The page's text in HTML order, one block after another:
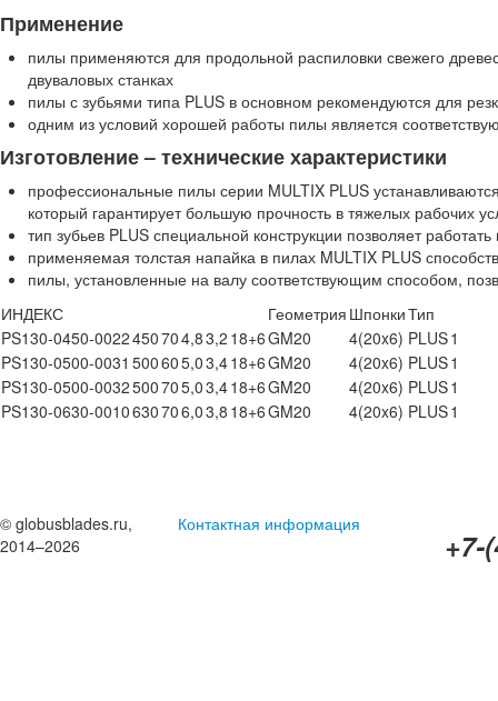
Применение
пилы применяются для продольной распиловки свежего
двуваловых станках
пилы с зубьями типа PLUS в основном рекомендуются для
одним из условий хорошей работы пилы является
Изготовление – технические характеристики
профессиональные пилы серии MULTIX PLUS
который гарантирует большую прочность в тяжелых рабочих
тип зубьев PLUS специальной конструкции позволяет
применяемая толстая напайка в пилах MULTIX PLUS
пилы, установленные на валу соответствующим способом,
ИНДЕКС
Геометрия ШпонкиТип
PS130-0450-0022450704,83,2 18+6GM20 4(20x6) PLUS1
PS130-0500-0031 500605,03,418+6GM20 4(20x6) PLUS1
PS130-0500-0032500705,03,418+6GM20 4(20x6) PLUS1
PS130-0630-0010630706,03,8 18+6GM20 4(20x6) PLUS1
© globusblades.ru,
2014–2026
Контактная информация
+7-